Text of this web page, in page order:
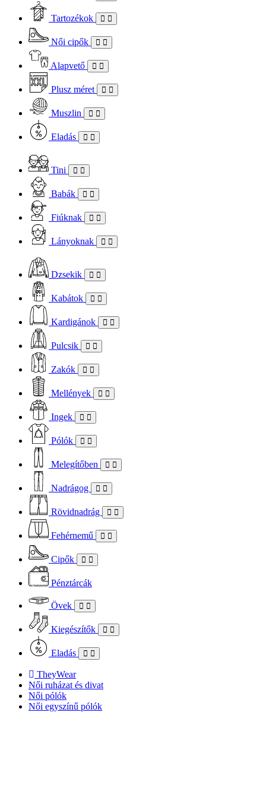
Tartozékok
Női cipők
Alapvető
Plusz méret
Muszlin
Eladás
Tini
Babák
Fiúknak
Lányoknak
Dzsekik
Kabátok
Kardigánok
Pulcsik
Zakók
Mellények
Ingek
Pólók
Melegítőben
Nadrágog
Rövidnadrág
Fehérnemű
Cipők
Pénztárcák
Övek
Kiegészítők
Eladás
TheyWear
Női ruházat és divat
Női pólók
Női egyszínű pólók